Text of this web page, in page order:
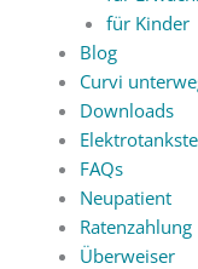
für Kinder
Blog
Curvi
Downloads
FAQs
Neupatient
Ratenzahlung
Überweiser